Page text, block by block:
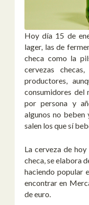
Hoy día 15 de
lager, las de
checa como la
cervezas
productores,
consumidores del
por persona y
algunos no beben
salen los que sí
La cerveza de
checa, se elabora
haciendo popular
encontrar en
de euro.